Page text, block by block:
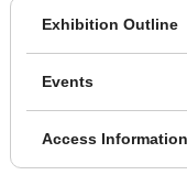
Exhibition Outline
Events
Access Information